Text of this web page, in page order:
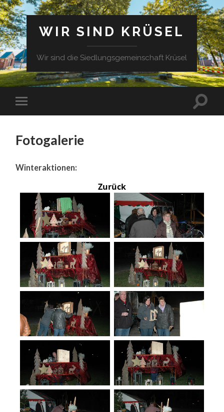
WIR SIND KRÜSEL
Wir sind die Siedlungsgemeinschaft Krüsel
Fotogalerie
Winteraktionen:
Zurück